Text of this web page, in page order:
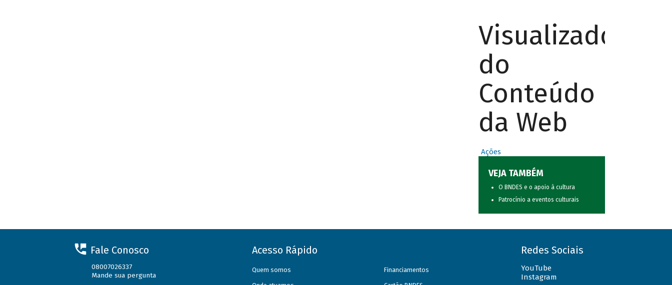
Visualizador
do
Conteúdo
da Web
Ações
VEJA TAMBÉM
O BNDES e o apoio à cultura
Patrocínio a eventos culturais
Fale Conosco
08007026337
Mande sua pergunta
Acesso Rápido
Quem somos Financiamentos
Redes Sociais
YouTube
Instagram